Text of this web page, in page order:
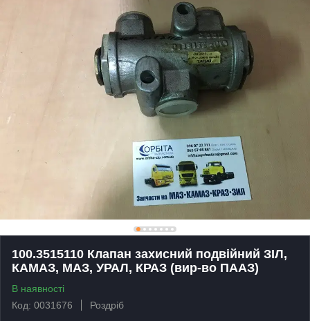
100.3515110 Клапан захисний подвійний ЗІЛ,
КАМАЗ, МАЗ, УРАЛ, КРАЗ (вир-во ПААЗ)
В наявності
Код: 0031676
Роздріб